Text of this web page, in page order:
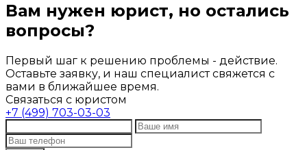
Вам нужен юрист, но остались
вопросы?
Первый шаг к решению проблемы - действие.
Оставьте заявку, и наш специалист свяжется с
вами в ближайшее время.
Связаться с юристом
+7 (499) 703-03-03